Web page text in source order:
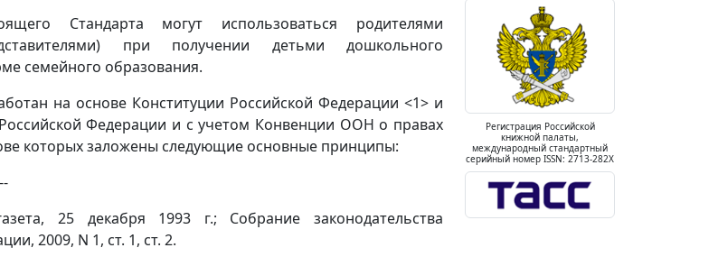
Стандарта могут использоваться родителями
при получении детьми дошкольного
семейного образования.
на основе Конституции Российской Федерации <1> и
Российской Федерации и с учетом Конвенции ООН о правах
которых заложены следующие основные принципы:
25 декабря 1993 г.; Собрание законодательства
2009, N 1, ст. 1, ст. 2.
Регистрация Российской
книжной палаты,
международный стандартный
серийный номер ISSN: 2713-282X